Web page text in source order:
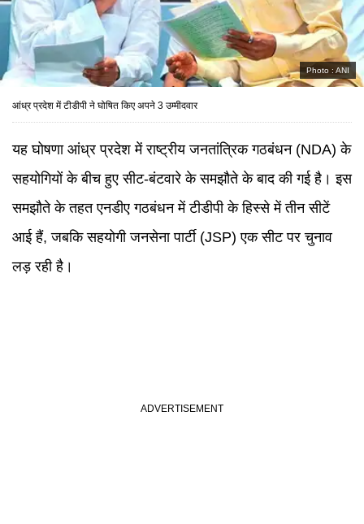
Photo : ANI
आंध्र प्रदेश में टीडीपी ने घोषित किए अपने 3 उम्मीदवार
यह घोषणा आंध्र प्रदेश में राष्ट्रीय जनतांत्रिक गठबंधन (NDA) के
सहयोगियों के बीच हुए सीट-बंटवारे के समझौते के बाद की गई है। इस
समझौते के तहत एनडीए गठबंधन में टीडीपी के हिस्से में तीन सीटें
आई हैं, जबकि सहयोगी जनसेना पार्टी (JSP) एक सीट पर चुनाव
लड़ रही है।